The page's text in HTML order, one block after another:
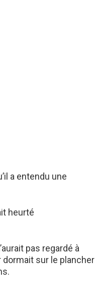
a entendu une
heurté
pas regardé à
dormait sur le plancher